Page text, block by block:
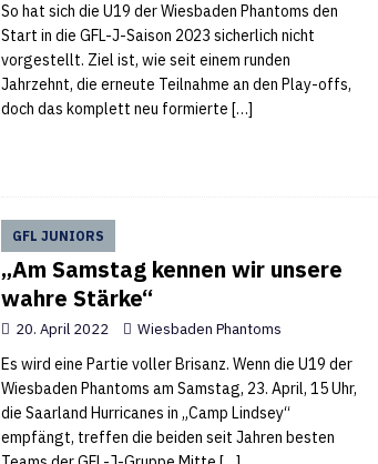
So hat sich die U19 der Wiesbaden Phantoms den
Start in die GFL-J-Saison 2023 sicherlich nicht
vorgestellt. Ziel ist, wie seit einem runden
Jahrzehnt, die erneute Teilnahme an den Play-offs,
doch das komplett neu formierte […]
GFL JUNIORS
„Am Samstag kennen wir unsere
wahre Stärke“
20. April 2022 Wiesbaden Phantoms
Es wird eine Partie voller Brisanz. Wenn die U19 der
Wiesbaden Phantoms am Samstag, 23. April, 15 Uhr,
die Saarland Hurricanes in „Camp Lindsey“
empfängt, treffen die beiden seit Jahren besten